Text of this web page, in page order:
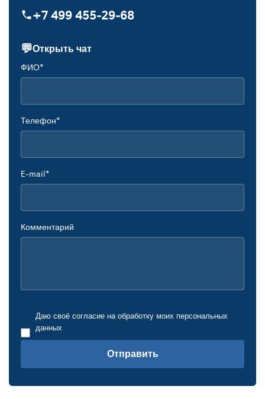
+7 499 455‑29‑68
💬Открыть чат
ФИО*
Телефон*
E-mail*
Комментарий
Даю своё согласие на обработку моих персональных
данных
Отправить